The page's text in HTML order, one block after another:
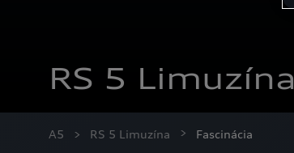
RS 5 Limuzína
A5 RS 5 Limuzína Fascinácia